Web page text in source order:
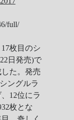
(イチナナ)
youtube)
full/
枚目のシ
日発売)で
た。発売
ングルラ
12位にラ
枚とな